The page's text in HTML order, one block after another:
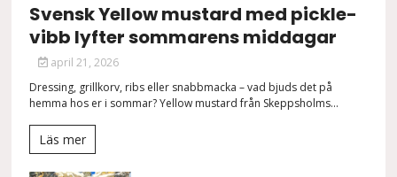
Svensk Yellow mustard med pickle-
vibb lyfter sommarens middagar
april 21, 2026
Dressing, grillkorv, ribs eller snabbmacka – vad bjuds det på
hemma hos er i sommar? Yellow mustard från Skeppsholms...
Läs mer